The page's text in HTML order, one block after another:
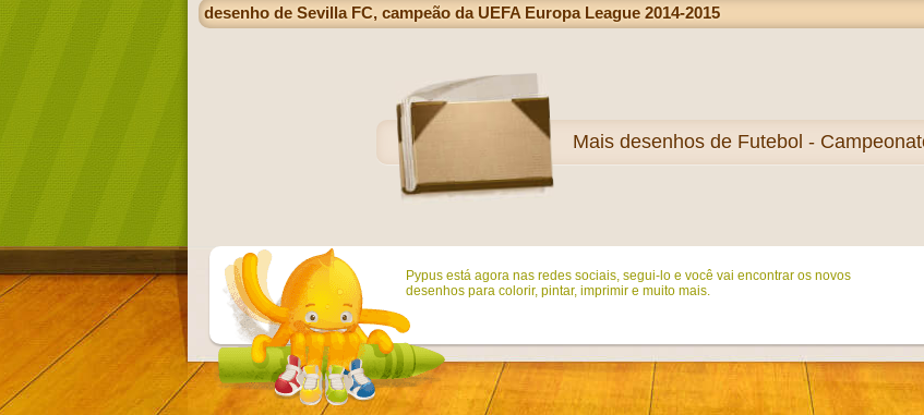
desenho de Sevilla FC, campeão da UEFA Europa League 2014-2015
Mais desenhos de Futebol -
Pypus está agora nas redes sociais, segui-lo e você vai encontrar os novos
desenhos para colorir, pintar, imprimir e muito mais.